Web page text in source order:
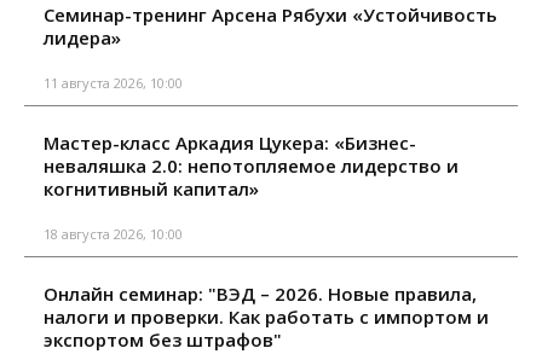
Семинар-тренинг Арсена Рябухи «Устойчивость
лидера»
11 августа 2026, 10:00
Мастер-класс Аркадия Цукера: «Бизнес-
неваляшка 2.0: непотопляемое лидерство и
когнитивный капитал»
18 августа 2026, 10:00
Онлайн семинар: "ВЭД – 2026. Новые правила,
налоги и проверки. Как работать с импортом и
экспортом без штрафов"